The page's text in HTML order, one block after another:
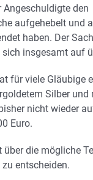
den
aufgehebelt und
haben. Der
insgesamt auf
für viele Gläubige
Silber und
nicht wieder
Euro.
die mögliche
entscheiden.